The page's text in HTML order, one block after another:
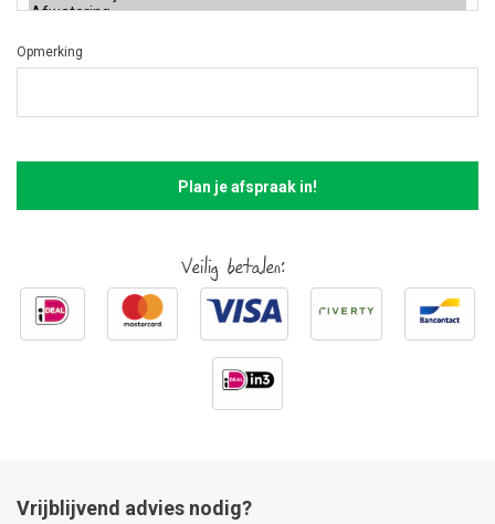
Opmerking
Plan je afspraak in!
Veilig betalen:
Vrijblijvend advies nodig?